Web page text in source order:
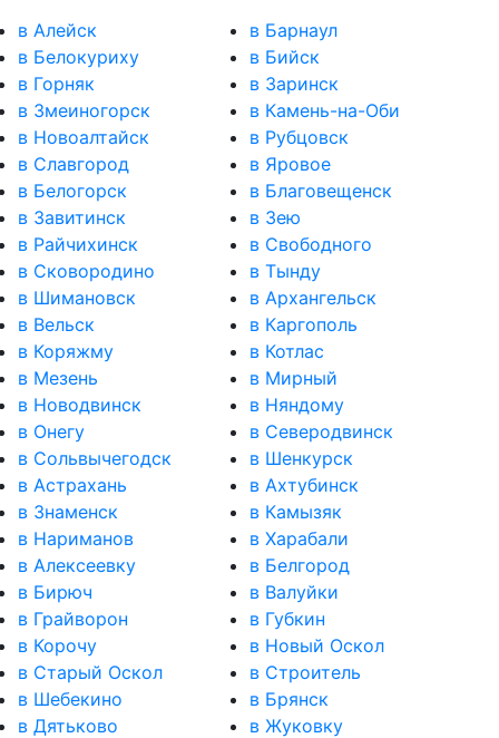
в Алейск
в Барнаул
в Белокуриху
в Бийск
в Горняк
в Заринск
в Змеиногорск
в Камень-на-Оби
в Новоалтайск
в Рубцовск
в Славгород
в Яровое
в Белогорск
в Благовещенск
в Завитинск
в Зею
в Райчихинск
в Свободного
в Сковородино
в Тынду
в Шимановск
в Архангельск
в Вельск
в Каргополь
в Коряжму
в Котлас
в Мезень
в Мирный
в Новодвинск
в Няндому
в Онегу
в Северодвинск
в Сольвычегодск
в Шенкурск
в Астрахань
в Ахтубинск
в Знаменск
в Камызяк
в Нариманов
в Харабали
в Алексеевку
в Белгород
в Бирюч
в Валуйки
в Грайворон
в Губкин
в Корочу
в Новый Оскол
в Старый Оскол
в Строитель
в Шебекино
в Брянск
в Дятьково
в Жуковку